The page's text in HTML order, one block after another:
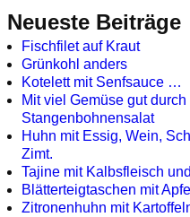
Neueste Beiträge
Fischfilet auf Kraut
Grünkohl anders
Kotelett mit Senfsauce …
Mit viel Gemüse gut
Stangenbohnensalat
Huhn mit Essig, Wein,
Zimt.
Tajine mit Kalbsfleisch
Blätterteigtaschen mit
Zitronenhuhn mit